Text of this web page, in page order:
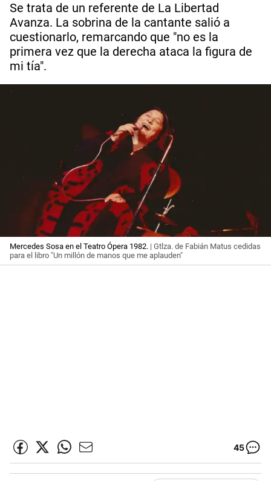
Se trata de un referente de La Libertad
Avanza. La sobrina de la cantante salió a
cuestionarlo, remarcando que "no es la
primera vez que la derecha ataca la figura de
mi tía".
Mercedes Sosa en el Teatro Ópera 1982. | Gtlza. de Fabián Matus cedidas
para el libro "Un millón de manos que me aplauden"
45